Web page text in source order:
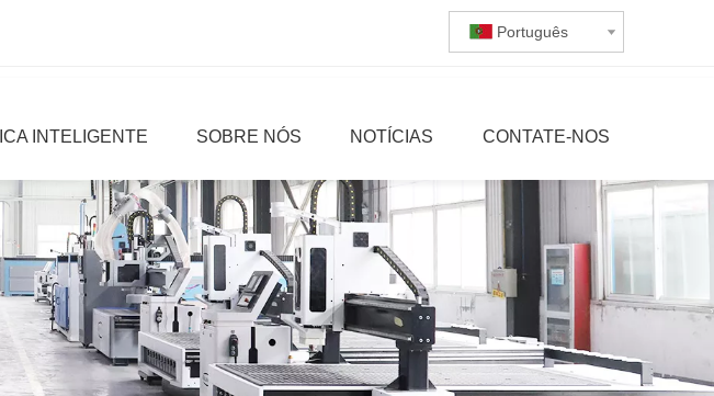
Português
INTELIGENTE SOBRE NÓS NOTÍCIAS CONTATE-NOS